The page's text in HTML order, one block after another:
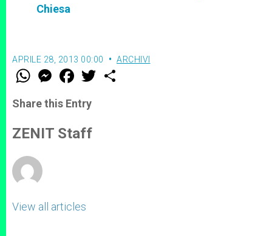
Chiesa
APRILE 28, 2013 00:00 ARCHIVI
W
t
s
p
p
M
e
s
e
g
e
F
a
e
b
o
k
w
Share this Entry
ZENIT Staff
View all articles